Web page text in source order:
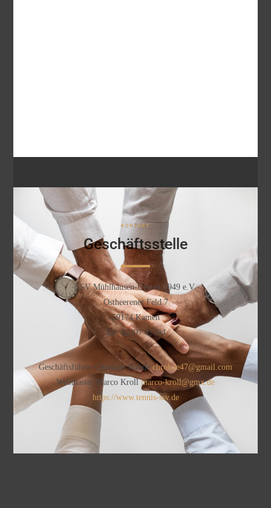
KONTAKT
Geschäftsstelle
SSV Mühlhausen-Uelzen 1949 e.V.
Ostheerener Feld 7
59174 Kamen
Tel: 02307 42364
Geschäftsführer Christian Rohdechrohde47@gmail.com
Webmaster Marco Krollmarco-kroll@gmx.de
https://www.tennis-ssv.de